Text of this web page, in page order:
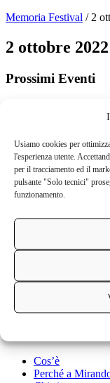
Usiamo cookies per
l'esperienza utente.
per il tracciamento ed il
pulsante "Solo tecnici"
funzionamento.
Memoria Festival / 2
2 ottobre 2022
Prossimi Eventi
Via Giolitti, 22
41037 Mirandola
cell: 338 7505932
tel. 0535 29624
E-Mail:
privacy e informativa/
credits
Cos’è
Perché a